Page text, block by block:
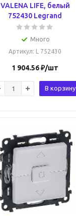
VALENA LIFE, белый
752430 Legrand
Много
Артикул: L 752430
1 904.56₽/шт
В корзину